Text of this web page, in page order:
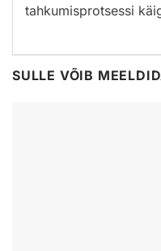
tahkumisprotsessi
SULLE VÕIB